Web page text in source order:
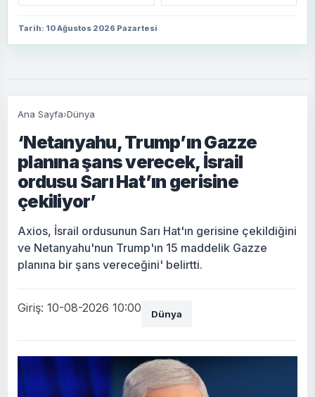
Tarih: 10 Ağustos 2026 Pazartesi
Ana Sayfa›Dünya
‘Netanyahu, Trump’ın Gazze
planına şans verecek, İsrail
ordusu Sarı Hat’ın gerisine
çekiliyor’
Axios, İsrail ordusunun Sarı Hat'ın gerisine çekildiğini
ve Netanyahu'nun Trump'ın 15 maddelik Gazze
planına bir şans vereceğini' belirtti.
Giriş: 10-08-2026 10:00 Dünya